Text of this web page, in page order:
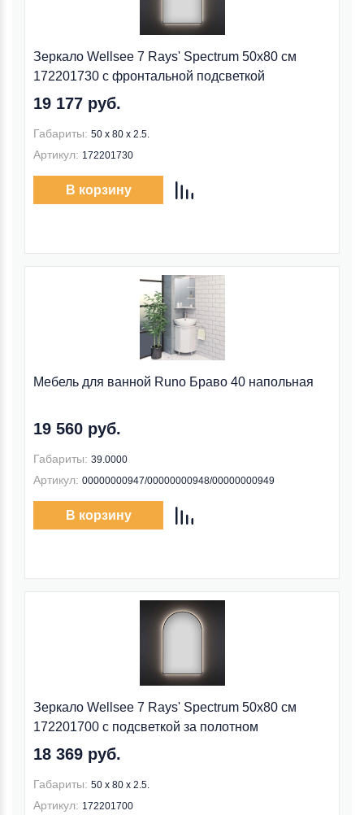
Зеркало Wellsee 7 Rays' Spectrum 50x80 см
172201730 c фронтальной подсветкой
19 177 руб.
Габариты: 50 x 80 x 2.5.
Артикул: 172201730
В корзину
Мебель для ванной Runo Браво 40 напольная
19 560 руб.
Габариты: 39.0000
Артикул: 00000000947/00000000948/00000000949
В корзину
Зеркало Wellsee 7 Rays' Spectrum 50x80 см
172201700 c подсветкой за полотном
18 369 руб.
Габариты: 50 x 80 x 2.5.
Артикул: 172201700